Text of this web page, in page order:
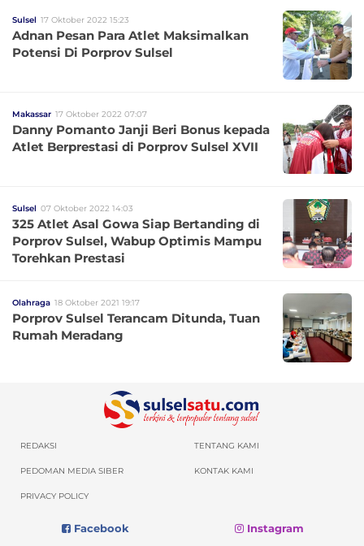
Sulsel 17 Oktober 2022 15:23
Adnan Pesan Para Atlet Maksimalkan
Potensi Di Porprov Sulsel
Makassar 17 Oktober 2022 07:07
Danny Pomanto Janji Beri Bonus kepada
Atlet Berprestasi di Porprov Sulsel XVII
Sulsel 07 Oktober 2022 14:03
325 Atlet Asal Gowa Siap Bertanding di
Porprov Sulsel, Wabup Optimis Mampu
Torehkan Prestasi
Olahraga 18 Oktober 2021 19:17
Porprov Sulsel Terancam Ditunda, Tuan
Rumah Meradang
REDAKSI TENTANG KAMI
PEDOMAN MEDIA SIBER KONTAK KAMI
PRIVACY POLICY
Facebook Instagram